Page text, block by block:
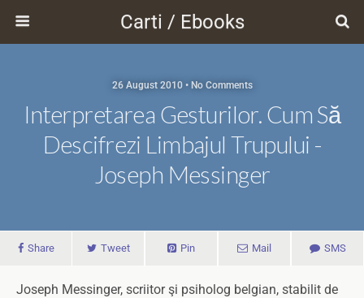
Carti / Ebooks
26 August 2010 • No Comments
Interpretarea Gesturilor. Cum Să
Descifrezi Limbajul Trupului -
Joseph Messinger
Share Tweet Pin Mail SMS
Joseph Messinger, scriitor şi psiholog belgian, stabilit de